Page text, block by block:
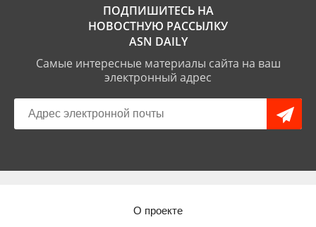
ПОДПИШИТЕСЬ НА
НОВОСТНУЮ РАССЫЛКУ
ASN DAILY
Самые интересные материалы сайта на ваш
электронный адрес
О проекте